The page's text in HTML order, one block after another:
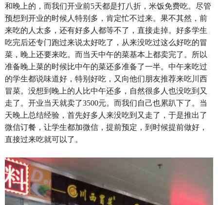
和晚上的，而我们开业前5天都是打八折，米饭免费吃。尽管
预想到开业的时候人特别多，肯定忙不过来。果不其然，前
来吃的人太多，还有好多人都等不了，直接走掉。好多学生
吃完后还专门跑过来说太好吃了，从来没吃过这么好吃的冒
菜，晚上还要来吃。而当天中午的菜基本上都卖完了。所以
准备晚上菜的时候比中午的菜还多准备了一半。中午来吃过
的学生都说味道好，特别好吃，又向他们朋友推荐来吃川西
冒菜。没想到晚上的人比中午还多，自然很多人也没吃到又
走了。开业当天就卖了3500元。而我们自己也累趴下了。当
天晚上总结经验，首先好多人来没吃到又走了，于是推出了
微信订餐，让学生都加微信，提前预定，到时候提前做好，
直接过来吃就可以了。